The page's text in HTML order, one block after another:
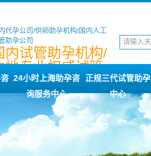
代孕公司/供卵助孕机构/国内人工
助孕公司
内试管助孕机构/
地专业权威试管
孕服务咨询
24小时上海助孕咨
询服务中心
正规三代试管助孕
中心